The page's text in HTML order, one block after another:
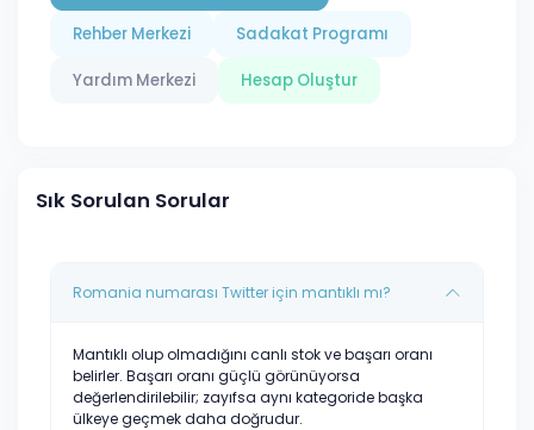
Rehber Merkezi Sadakat Programı
Yardım Merkezi Hesap Oluştur
Sık Sorulan Sorular
Romania numarası Twitter için mantıklı mı?
Mantıklı olup olmadığını canlı stok ve başarı oranı
belirler. Başarı oranı güçlü görünüyorsa
değerlendirilebilir; zayıfsa aynı kategoride başka
ülkeye geçmek daha doğrudur.